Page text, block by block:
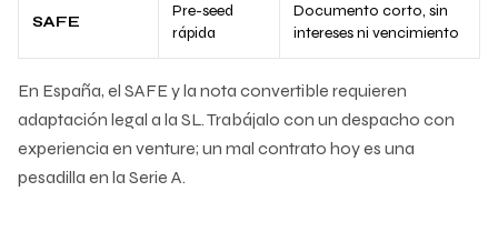
SAFE
Pre-seed
rápida
Documento corto, sin
intereses ni vencimiento
En España, el SAFE y la nota convertible requieren
adaptación legal a la SL. Trabájalo con un despacho con
experiencia en venture; un mal contrato hoy es una
pesadilla en la Serie A.